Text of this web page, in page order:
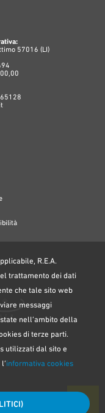
57016 (LI)
R.E.A.
trattamento dei dati
che tale sito web
messaggi
nell’ambito della
di terze parti.
utilizzati dal sito e
informativa cookies